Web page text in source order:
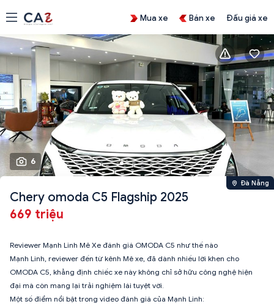
Mua xe Bán xe Đấu giá xe
6
Đà Nẵng
Chery omoda C5 Flagship 2025
669 triệu
Reviewer Mạnh Linh Mê Xe đánh giá OMODA C5 như thế nào
Mạnh Linh, reviewer đến từ kênh Mê xe, đã dành nhiều lời khen cho
OMODA C5, khẳng định chiếc xe này không chỉ sở hữu công nghệ hiện
đại mà còn mang lại trải nghiệm lái tuyệt vời.
Một số điểm nổi bật trong video đánh giá của Mạnh Linh: